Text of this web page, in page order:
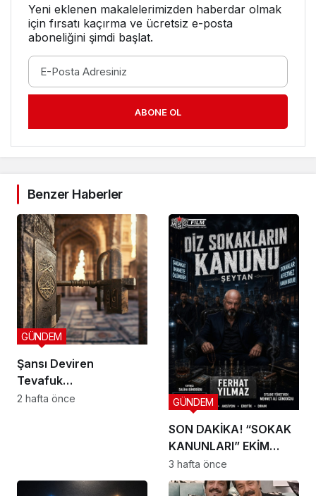
Yeni eklenen makalelerimizden haberdar olmak
için fırsatı kaçırma ve ücretsiz e-posta
aboneliğini şimdi başlat.
ABONE OL
Benzer Haberler
Şansı Deviren
Tevafuk…
GÜNDEM
2 hafta önce
SON DAKİKA! “SOKAK
KANUNLARI” EKİM
AYINDA SETE ÇIKIYOR
GÜNDEM
3 hafta önce